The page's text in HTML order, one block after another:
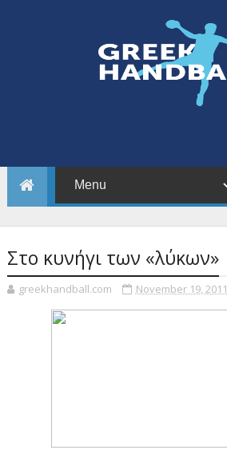
Στο κυνήγι των «λύκων»
greekhandball.com November 19, 2011